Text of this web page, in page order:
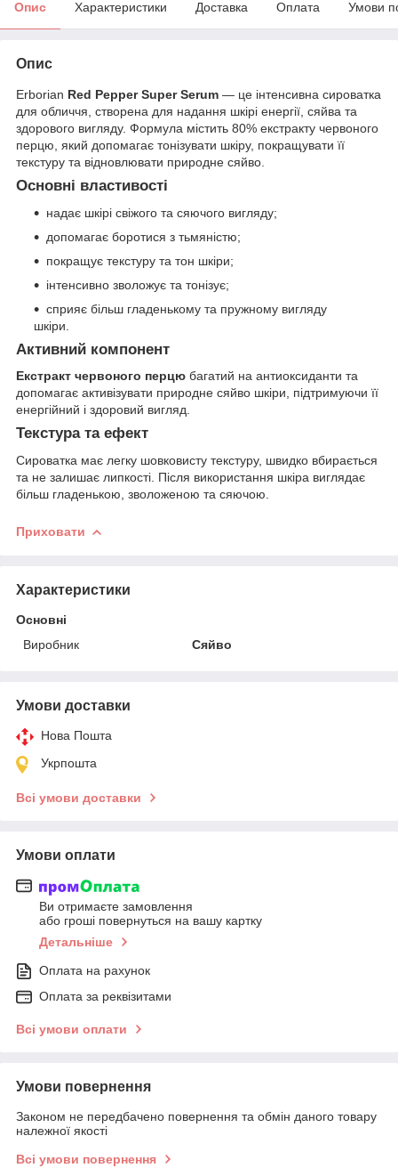
Опис Характеристики Доставка Оплата Умови
Опис
Erborian Red Pepper Super Serum — це інтенсивна сироватка
для обличчя, створена для надання шкірі енергії, сяйва та
здорового вигляду. Формула містить 80% екстракту червоного
перцю, який допомагає тонізувати шкіру, покращувати її
текстуру та відновлювати природне сяйво.
Основні властивості
надає шкірі свіжого та сяючого вигляду;
допомагає боротися з тьмяністю;
покращує текстуру та тон шкіри;
інтенсивно зволожує та тонізує;
сприяє більш гладенькому та пружному вигляду
шкіри.
Активний компонент
Екстракт червоного перцю багатий на антиоксиданти та
допомагає активізувати природне сяйво шкіри, підтримуючи її
енергійний і здоровий вигляд.
Текстура та ефект
Сироватка має легку шовковисту текстуру, швидко вбирається
та не залишає липкості. Після використання шкіра виглядає
більш гладенькою, зволоженою та сяючою.
Приховати
Характеристики
Основні
Виробник
Сяйво
Умови доставки
Нова Пошта
Укрпошта
Всі умови доставки
Умови оплати
Ви отримаєте замовлення
або гроші повернуться на вашу картку
Детальніше
Оплата на рахунок
Оплата за реквізитами
Всі умови оплати
Умови повернення
Законом не передбачено повернення та обмін даного товару
належної якості
Всі умови повернення